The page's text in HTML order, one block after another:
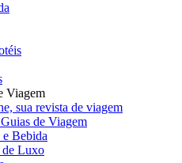
Viagem
sua revista de viagem
de Viagem
Bebida
de Luxo